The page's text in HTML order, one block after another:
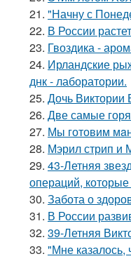
21. "Начну с
22. В России
23. Гвоздика -
24. Ирландские
днк - лаборатории.
25. Дочь Виктории
26. Две самые
27. Мы готовим
28. Мэрил стрип и
29. 43-Летняя
операций,
30. Забота о
31. В России
32. 39-Летняя
33. "Мне казалось,